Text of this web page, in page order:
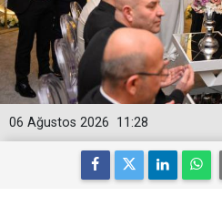
11:28
06 Ağustos 2026